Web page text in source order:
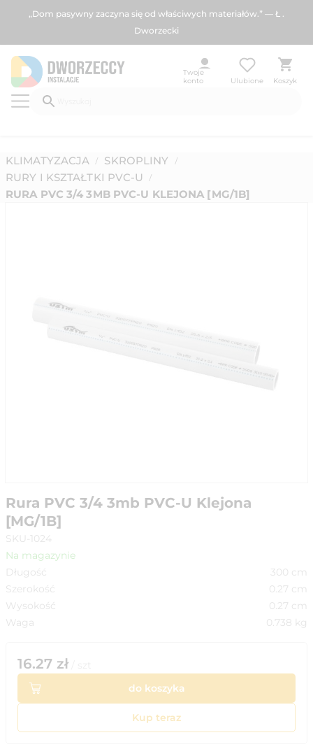
„Dom pasywny zaczyna się od właściwych materiałów.” — Ł .
Dworzecki
Twoje
konto
Ulubione Koszyk
KLIMATYZACJA / SKROPLINY /
RURY I KSZTAŁTKI PVC-U /
RURA PVC 3/4 3MB PVC-U KLEJONA [MG/1B]
Rura PVC 3/4 3mb PVC-U Klejona
[MG/1B]
SKU-1024
Na magazynie
Długość
300 cm
Szerokość
0.27 cm
Wysokość
0.27 cm
Waga
0.738 kg
16.27 zł
do koszyka
Kup teraz